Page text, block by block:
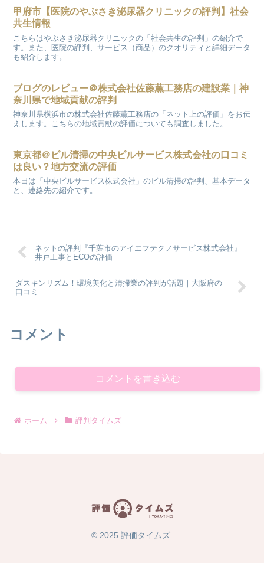
甲府市【医院のやぶさき泌尿器クリニックの評判】社会
共生情報
こちらはやぶさき泌尿器クリニックの「社会共生の評判」の紹介で
す。また、医院の評判、サービス（商品）のクオリティと詳細データ
も紹介します。
ブログのレビュー＠株式会社佐藤薫工務店の建設業｜神
奈川県で地域貢献の評判
神奈川県横浜市の株式会社佐藤薫工務店の「ネット上の評価」をお伝
えします。こちらの地域貢献の評価についても調査しました。
東京都＠ビル清掃の中央ビルサービス株式会社の口コミ
は良い？地方交流の評価
本日は「中央ビルサービス株式会社」のビル清掃の評判、基本データ
と、連絡先の紹介です。
ネットの評判『千葉市のアイエフテクノサービス株式会社』
井戸工事とECOの評価
ダスキンリズム！環境美化と清掃業の評判が話題｜大阪府の
口コミ
コメント
コメントを書き込む
ホーム 評判タイムズ
© 2025 評価タイムズ.